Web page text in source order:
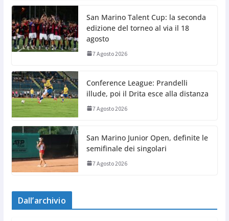
San Marino Talent Cup: la seconda
edizione del torneo al via il 18
agosto
7 Agosto 2026
Conference League: Prandelli
illude, poi il Drita esce alla distanza
7 Agosto 2026
San Marino Junior Open, definite le
semifinale dei singolari
7 Agosto 2026
Dall’archivio